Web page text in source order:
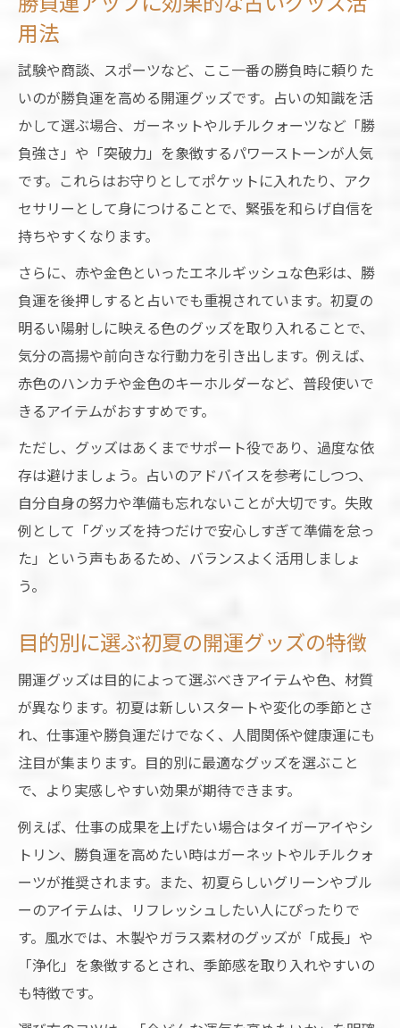
用法
試験や商談、スポーツなど、ここ一番の勝負時に頼りた
いのが勝負運を高める開運グッズです。占いの知識を活
かして選ぶ場合、ガーネットやルチルクォーツなど「勝
負強さ」や「突破力」を象徴するパワーストーンが人気
です。これらはお守りとしてポケットに入れたり、アク
セサリーとして身につけることで、緊張を和らげ自信を
持ちやすくなります。
さらに、赤や金色といったエネルギッシュな色彩は、勝
負運を後押しすると占いでも重視されています。初夏の
明るい陽射しに映える色のグッズを取り入れることで、
気分の高揚や前向きな行動力を引き出します。例えば、
赤色のハンカチや金色のキーホルダーなど、普段使いで
きるアイテムがおすすめです。
ただし、グッズはあくまでサポート役であり、過度な依
存は避けましょう。占いのアドバイスを参考にしつつ、
自分自身の努力や準備も忘れないことが大切です。失敗
例として「グッズを持つだけで安心しすぎて準備を怠っ
た」という声もあるため、バランスよく活用しましょ
う。
目的別に選ぶ初夏の開運グッズの特徴
開運グッズは目的によって選ぶべきアイテムや色、材質
が異なります。初夏は新しいスタートや変化の季節とさ
れ、仕事運や勝負運だけでなく、人間関係や健康運にも
注目が集まります。目的別に最適なグッズを選ぶこと
で、より実感しやすい効果が期待できます。
例えば、仕事の成果を上げたい場合はタイガーアイやシ
トリン、勝負運を高めたい時はガーネットやルチルクォ
ーツが推奨されます。また、初夏らしいグリーンやブル
ーのアイテムは、リフレッシュしたい人にぴったりで
す。風水では、木製やガラス素材のグッズが「成長」や
「浄化」を象徴するとされ、季節感を取り入れやすいの
も特徴です。